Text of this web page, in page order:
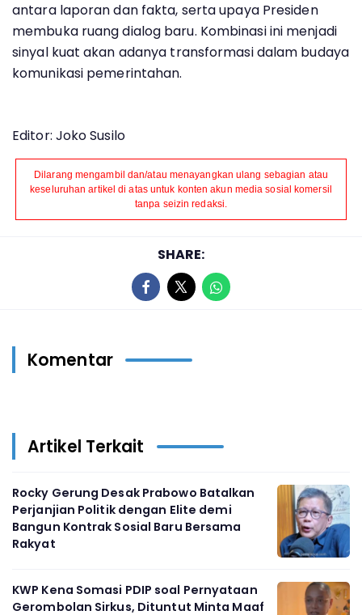
antara laporan dan fakta, serta upaya Presiden
membuka ruang dialog baru. Kombinasi ini menjadi
sinyal kuat akan adanya transformasi dalam budaya
komunikasi pemerintahan.
Editor: Joko Susilo
Dilarang mengambil dan/atau menayangkan ulang sebagian atau
keseluruhan artikel di atas untuk konten akun media sosial komersil
tanpa seizin redaksi.
SHARE:
Komentar
Artikel Terkait
Rocky Gerung Desak Prabowo Batalkan
Perjanjian Politik dengan Elite demi
Bangun Kontrak Sosial Baru Bersama
Rakyat
KWP Kena Somasi PDIP soal Pernyataan
Gerombolan Sirkus, Dituntut Minta Maaf